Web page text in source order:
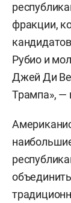
фракции,
Рубио и
Джей Ди
Трампа», —